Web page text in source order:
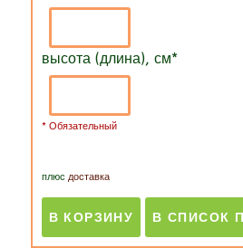
высота (длина), см*
* Обязательный
плюс доставка